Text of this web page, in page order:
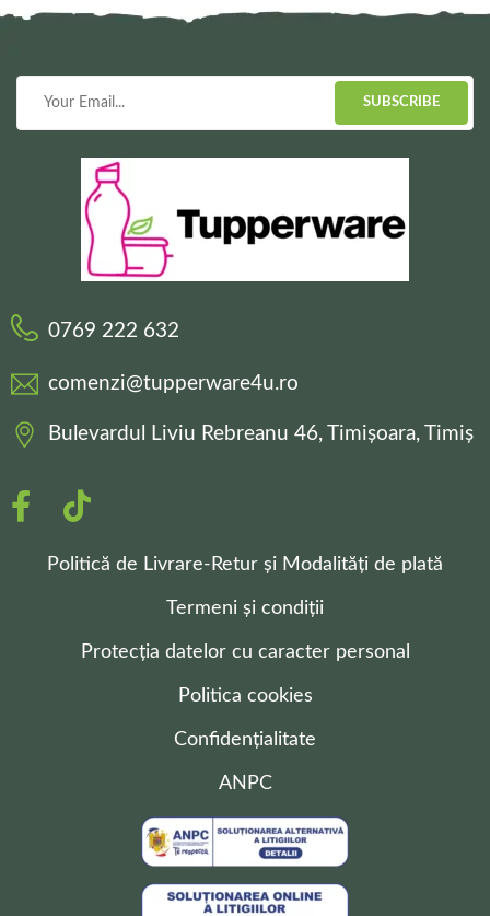
SUBSCRIBE
0769 222 632
comenzi@tupperware4u.ro
Bulevardul Liviu Rebreanu 46, Timișoara, Timiș
Politică de Livrare-Retur și Modalități de plată
Termeni și condiții
Protecția datelor cu caracter personal
Politica cookies
Confidențialitate
ANPC